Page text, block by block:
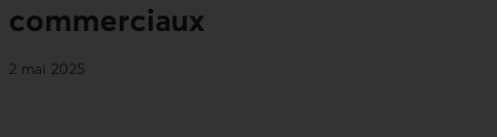
commerciaux
2 mai 2025